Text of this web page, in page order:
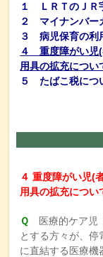
１ ＬＲＴのＪＲ
２ マイナンバー
３ 病児保育の利
４ 重度障がい児(
用具の拡充につい
５ たばこ税につ
４ 重度障がい児(
用具の拡充につい
Ｑ 医療的ケア児
とする方々が、
に直結する医療機